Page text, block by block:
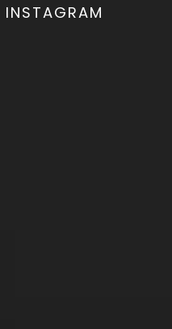
INSTAGRAM